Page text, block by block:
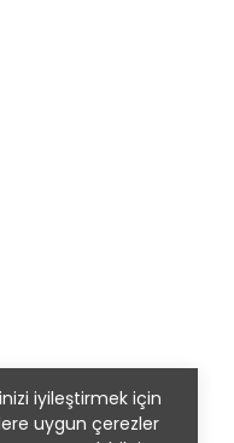
iyileştirmek için
uygun çerezler